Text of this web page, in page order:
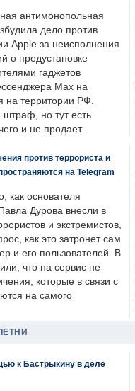
антимонопольная
дело против
Apple за неисполнения
о предустановке
гаджетов
Max на
на территории РФ.
штраф, но тут есть
и не продает.
против террориста и
на Telegram
как основателя
Дурова внесли в
и экстремистов,
как это затронет сам
и его пользователей. В
что на сервис не
которые в связи с
на самого
к Бастрыкину в деле